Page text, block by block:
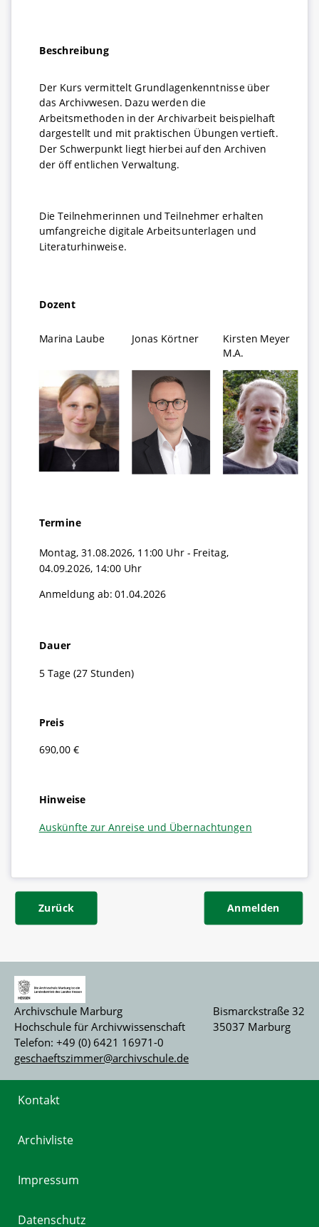
Beschreibung
Der Kurs vermittelt Grundlagenkenntnisse über
das Archivwesen. Dazu werden die
Arbeitsmethoden in der Archivarbeit beispielhaft
dargestellt und mit praktischen Übungen vertieft.
Der Schwerpunkt liegt hierbei auf den Archiven
der öff entlichen Verwaltung.
Die Teilnehmerinnen und Teilnehmer erhalten
umfangreiche digitale Arbeitsunterlagen und
Literaturhinweise.
Dozent
Marina Laube Jonas Körtner Kirsten Meyer
M.A.
Termine
Montag, 31.08.2026, 11:00 Uhr - Freitag,
04.09.2026, 14:00 Uhr
Anmeldung ab: 01.04.2026
Dauer
5 Tage (27 Stunden)
Preis
690,00 €
Hinweise
Auskünfte zur Anreise und Übernachtungen
Zurück Anmelden
Archivschule Marburg
Hochschule für Archivwissenschaft
Bismarckstraße 32
35037 Marburg
Telefon: +49 (0) 6421 16971-0
geschaeftszimmer@archivschule.de
Kontakt
Archivliste
Impressum
Datenschutz